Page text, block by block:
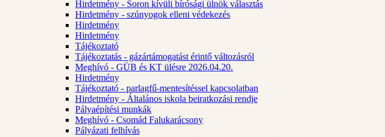
Hirdetmény - Soron kívüli bírósági ülnök választás
Hirdetmény - szúnyogok elleni védekezés
Hirdetmény
Hirdetmény
Tájékoztató
Tájékoztatás - gázártámogatást érintő változásról
Meghívó - GÜB és KT ülésre 2026.04.20.
Hirdetmény
Tájékoztató - parlagfű-mentesítéssel kapcsolatban
Hirdetmény - Általános iskola beiratkozási rendje
Pályaépítési munkák
Meghívó - Csomád Falukarácsony
Pályázati felhívás